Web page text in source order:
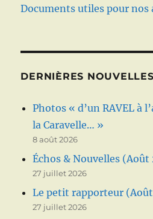
Documents utiles pour nos
DERNIÈRES NOUVELLES
Photos « d’un RAVEL à
la Caravelle… »
8 août 2026
Échos & Nouvelles (Août
27 juillet 2026
Le petit rapporteur
27 juillet 2026